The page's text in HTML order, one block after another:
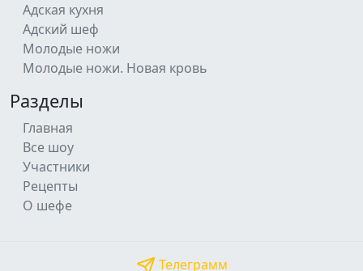
Адская кухня
Адский шеф
Молодые ножи
Молодые ножи. Новая кровь
Разделы
Главная
Все шоу
Участники
Рецепты
О шефе
Телеграмм